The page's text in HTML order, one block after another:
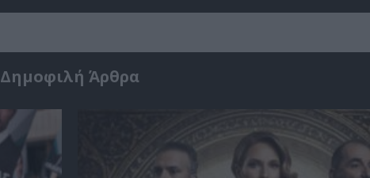
Δημοφιλή Άρθρα